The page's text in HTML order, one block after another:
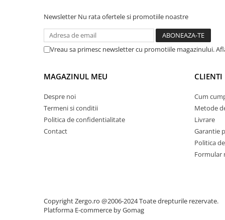
Newsletter Nu rata ofertele si promotiile noastre
Vreau sa primesc newsletter cu promotiile magazinului.
MAGAZINUL MEU
Despre noi
Termeni si conditii
Politica de confidentialitate
Contact
CLIENTI
Cum
Metode
Livrare
Garantie
Politica
Formular
Copyright Zergo.ro @2006-2024 Toate drepturile rezervate.
Platforma E-commerce by Gomag